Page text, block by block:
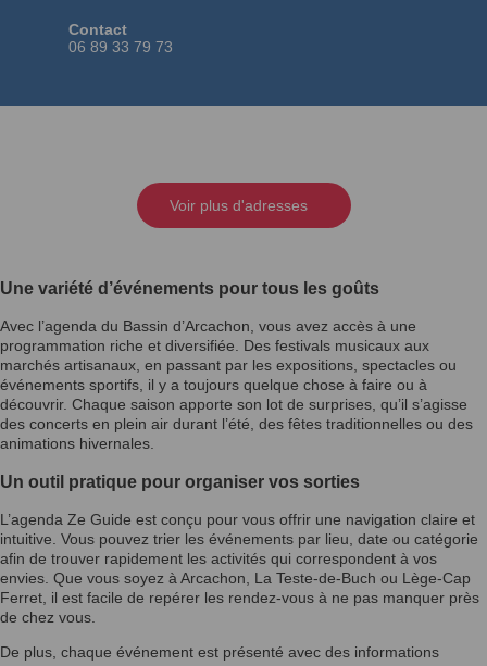
Contact
06 89 33 79 73
Voir plus d'adresses
Une variété d’événements pour tous les goûts
Avec l’agenda du Bassin d’Arcachon, vous avez accès à une
programmation riche et diversifiée. Des festivals musicaux aux
marchés artisanaux, en passant par les expositions, spectacles ou
événements sportifs, il y a toujours quelque chose à faire ou à
découvrir. Chaque saison apporte son lot de surprises, qu’il s’agisse
des concerts en plein air durant l’été, des fêtes traditionnelles ou des
animations hivernales.
Un outil pratique pour organiser vos sorties
L’agenda Ze Guide est conçu pour vous offrir une navigation claire et
intuitive. Vous pouvez trier les événements par lieu, date ou catégorie
afin de trouver rapidement les activités qui correspondent à vos
envies. Que vous soyez à Arcachon, La Teste-de-Buch ou Lège-Cap
Ferret, il est facile de repérer les rendez-vous à ne pas manquer près
de chez vous.
De plus, chaque événement est présenté avec des informations